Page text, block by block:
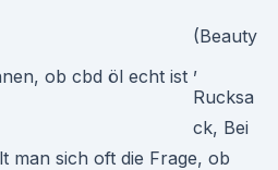
(Beauty
,
Rucksa
ck, Bei
man sich oft die Frage, ob